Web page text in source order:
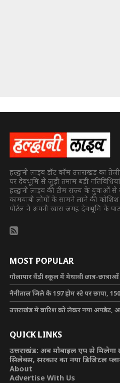
हल्द्वानी लाइव डॉट कॉम उत्तराखंड का
पर देवभूमि से जुड़ी तमाम बड़ी
हल्द्वानी लाइव की टीम राज्य के युवाओं से
कामयाबी लोगों के सामने लाने की
पोर्टल ने अपनी खास जगह देवभूमि के
MOST POPULAR
गौलापार वैंडी स्कूल में मेधावी छात्र-
नैनीताल जिले के 197 होम स्टे पर छापा,
उत्तराखंड में बारिश को लेकर नया अपडेट,
QUICK LINKS
उत्तराखंड: अब मोबाइल एप से मिलेगा
सिलेबस, सरकार का नया डिजिटल
About
Advertise With Us